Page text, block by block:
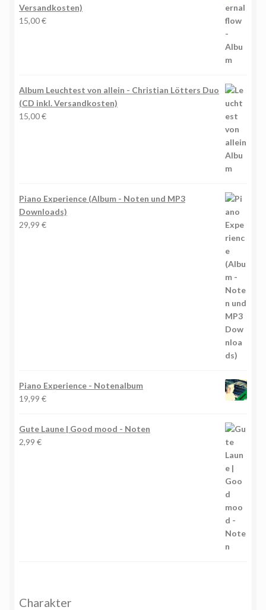
Versandkosten)
15,00€
Album Leuchtest von allein - Christian Lötters Duo
(CD inkl. Versandkosten)
15,00€
Piano Experience (Album - Noten und MP3
Downloads)
29,99 €
Piano Experience - Notenalbum
19,99 €
Gute Laune | Good mood - Noten
2,99 €
Charakter